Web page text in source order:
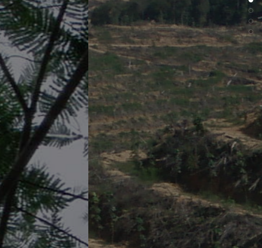
Selamat Datang Ke Forest Plantation
Development Sdn Bhd
FOREST PLANTATION -
FOSTERING
SUSTAINABILITY
EXPLORE NOW